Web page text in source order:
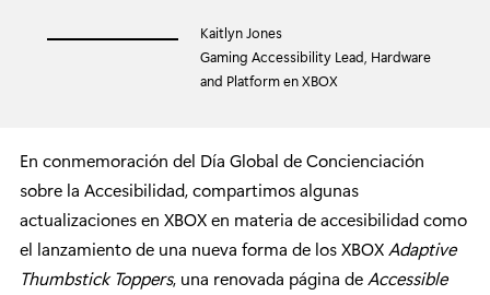
Kaitlyn Jones
Gaming Accessibility Lead, Hardware
and Platform en XBOX
En conmemoración del Día Global de Concienciación
sobre la Accesibilidad, compartimos algunas
actualizaciones en XBOX en materia de accesibilidad como
el lanzamiento de una nueva forma de los XBOXAdaptive
Thumbstick Toppers, una renovada página deAccessible